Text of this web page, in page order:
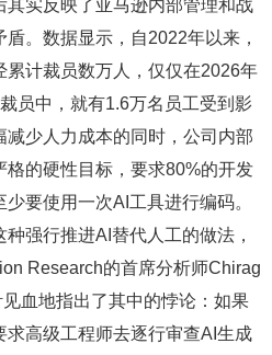
实反映了亚马逊内部管理和战
盾。数据显示，自2022年以来，
累计裁员数万人，仅仅在2026年
员中，就有1.6万名员工受到影
减少人力成本的同时，公司内部
格的硬性目标，要求80%的开发
少要使用一次AI工具进行编码。
行推进AI替代人工的做法，
Research的首席分析师Chirag
见血地指出了其中的悖论：如果
求高级工程师去逐行审查AI生成